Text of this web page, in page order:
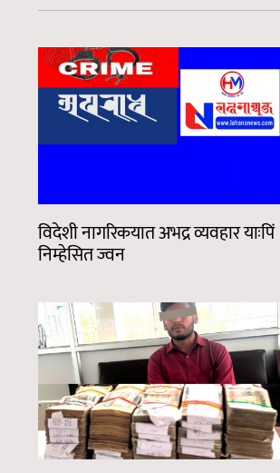
विदेशी नागरिकयात अभद्र व्यवहार याःपिं
निम्हेसित ज्वन